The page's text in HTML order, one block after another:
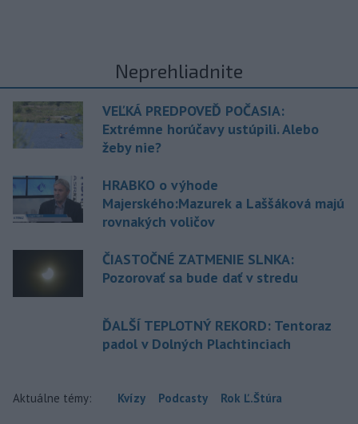
Neprehliadnite
VEĽKÁ PREDPOVEĎ POČASIA:
Extrémne horúčavy ustúpili. Alebo
žeby nie?
HRABKO o výhode
Majerského:Mazurek a Laššáková majú
rovnakých voličov
ČIASTOČNÉ ZATMENIE SLNKA:
Pozorovať sa bude dať v stredu
ĎALŠÍ TEPLOTNÝ REKORD: Tentoraz
padol v Dolných Plachtinciach
Aktuálne témy: Kvízy Podcasty Rok Ľ.Štúra